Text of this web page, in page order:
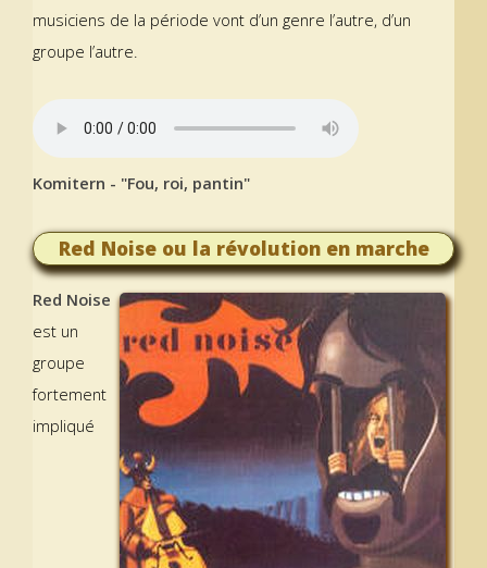
musiciens de la période vont d’un genre l’autre, d’un
groupe l’autre.
Komitern - "Fou, roi, pantin"
Red Noise ou la révolution en marche
Red Noise
est un
groupe
fortement
impliqué